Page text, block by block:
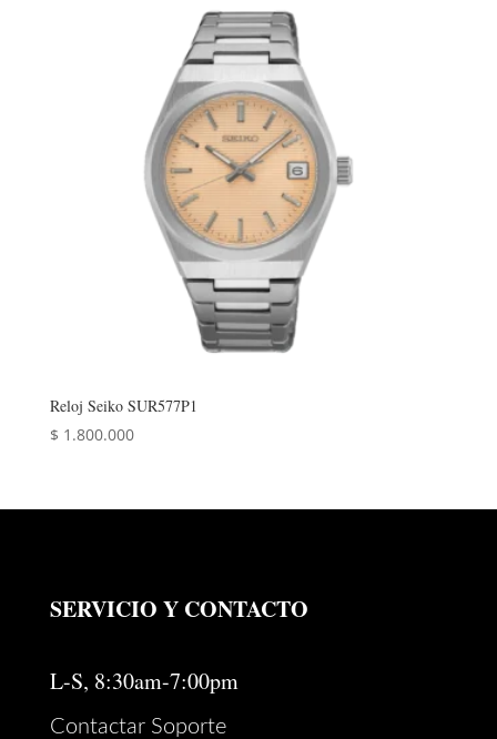
Reloj Seiko SUR577P1
$ 1.800.000
SERVICIO Y CONTACTO
L-S, 8:30am-7:00pm
Contactar Soporte